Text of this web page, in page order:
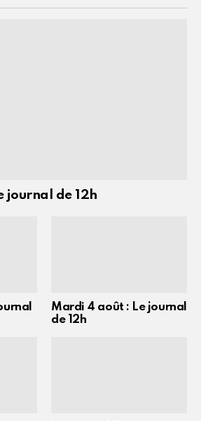
journal de 12h
Mardi 4 août : Le journal
de 12h